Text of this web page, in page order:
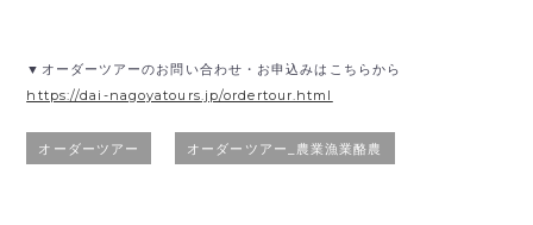
▼オーダーツアーのお問い合わせ・お申込みはこちらから
https://dai-nagoyatours.jp/ordertour.html
オーダーツアー オーダーツアー_農業漁業酪農